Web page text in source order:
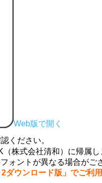
Web版で開く
ください。
株式会社清和）に帰属
ォントが異なる場合が
ウンロード版」でご利用